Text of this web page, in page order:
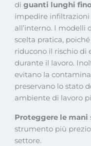
di guanti lunghi
impedire infiltrazioni
all’interno. I modelli
scelta pratica,
riducono il rischio di
durante il lavoro.
evitano la
preservano lo stato
ambiente di lavoro
Proteggere le mani
strumento più
settore.